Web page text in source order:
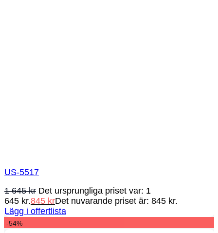
US-5517
1 645kr Det ursprungliga priset var: 1
645 kr.845 krDet nuvarande priset är: 845 kr.
Lägg i offertlista
-54%